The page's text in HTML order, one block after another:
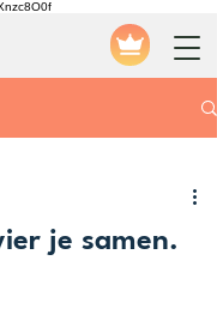
je samen.